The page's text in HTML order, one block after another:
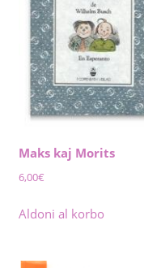
Maks kaj Morits
6,00€
Aldoni al korbo